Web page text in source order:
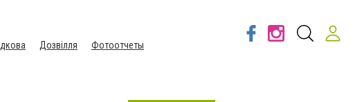
Дозвілля Фотоотчеты